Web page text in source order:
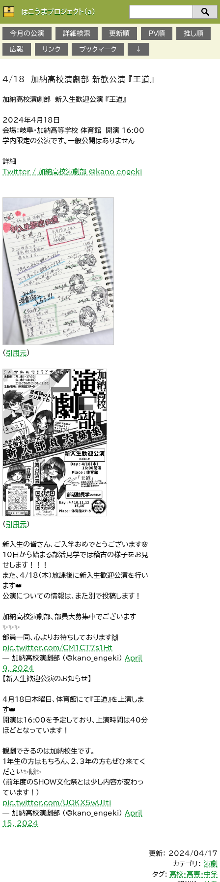
はこうまプロジェクト(a)
今月の公演
詳細検索 更新順 PV順 推し順
広報 リンク ブックマーク ↓
4/18 加納高校演劇部 新歓公演 『王道』
加納高校演劇部 新入生歓迎公演 『王道』
2024年4月18日
会場：岐阜・加納高等学校 体育館 開演 16:00
学内限定の公演です。一般公開はありません
詳細
Twitter / 加納高校演劇部 @kano_engeki
（ 引用元）
（ 引用元）
新入生の皆さん、ご入学おめでとうございます🌸
10日から始まる部活見学では稽古の様子をお見
せします！！！
また、4/18（木）放課後に新入生歓迎公演を行い
ます👑
公演についての情報は、また別で投稿します！
加納高校演劇部、部員大募集中でございます
✨✨✨
部員一同、心よりお待ちしております🙌
pic.twitter.com/CM1CT7s1Ht
— 加納高校演劇部 (@kano_engeki) April
9, 2024
【新入生歓迎公演のお知らせ】
4月18日木曜日、体育館にて『王道』を上演しま
す👑
開演は16:00を予定しており、上演時間は40分
ほどとなっています！
観劇できるのは加納校生です。
1年生の方はもちろん、2､3年の方もぜひ来てく
ださい✨🙌✨
（前年度のSHOW文化祭とは少し内容が変わっ
ています！）
pic.twitter.com/UOKX5wUIti
— 加納高校演劇部 (@kano_engeki) April
15, 2024
更新： 2024/04/17
カテゴリ： 演劇
タグ: 高校・高専・中学